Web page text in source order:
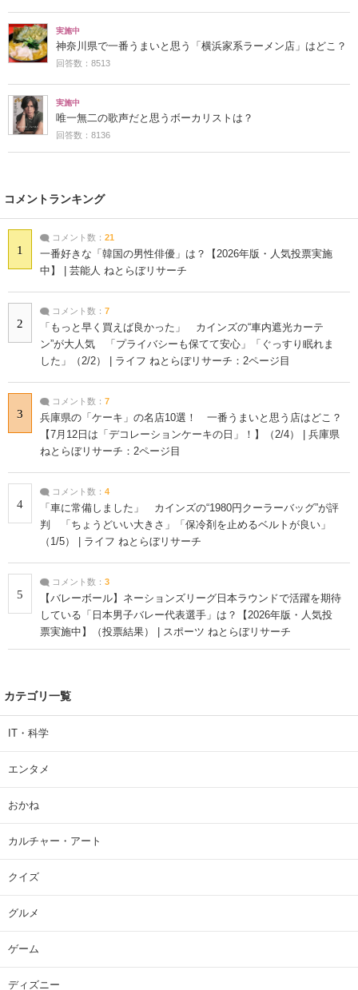
実施中
神奈川県で一番うまいと思う「横浜家系ラーメン店」はどこ？
回答数：8513
実施中
唯一無二の歌声だと思うボーカリストは？
回答数：8136
コメントランキング
1
コメント数： 21
一番好きな「韓国の男性俳優」は？【2026年版・人気投票実施
中】 | 芸能人 ねとらぼリサーチ
2
コメント数： 7
「もっと早く買えば良かった」 カインズの“車内遮光カーテ
ン”が大人気 「プライバシーも保てて安心」「ぐっすり眠れま
した」（2/2） | ライフ ねとらぼリサーチ：2ページ目
3
コメント数： 7
兵庫県の「ケーキ」の名店10選！ 一番うまいと思う店はどこ？
【7月12日は「デコレーションケーキの日」！】（2/4） | 兵庫県
ねとらぼリサーチ：2ページ目
4
コメント数： 4
「車に常備しました」 カインズの“1980円クーラーバッグ”が評
判 「ちょうどいい大きさ」「保冷剤を止めるベルトが良い」
（1/5） | ライフ ねとらぼリサーチ
5
コメント数： 3
【バレーボール】ネーションズリーグ日本ラウンドで活躍を期待
している「日本男子バレー代表選手」は？【2026年版・人気投
票実施中】（投票結果） | スポーツ ねとらぼリサーチ
カテゴリ一覧
IT・科学
エンタメ
おかね
カルチャー・アート
クイズ
グルメ
ゲーム
ディズニー